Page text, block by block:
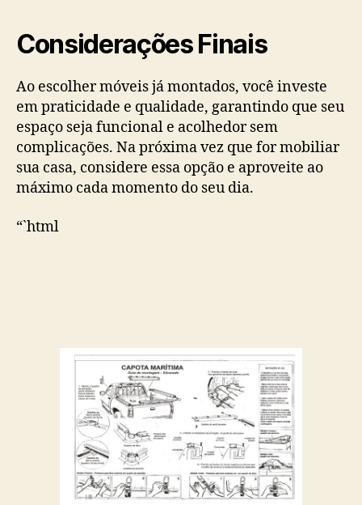
Considerações Finais
Ao escolher móveis já montados, você investe
em praticidade e qualidade, garantindo que seu
espaço seja funcional e acolhedor sem
complicações. Na próxima vez que for mobiliar
sua casa, considere essa opção e aproveite ao
máximo cada momento do seu dia.
“`html